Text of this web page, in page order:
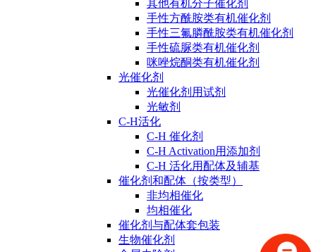
其他有机分子催化剂
手性方酰胺类有机催化剂
手性三氟膦酰胺类有机催化剂
手性硫脲类有机催化剂
咪唑烷酮类有机催化剂
光催化剂
光催化剂用试剂
光敏剂
C-H活化
C-H 催化剂
C-H Activation用添加剂
C-H 活化用配体及辅基
催化剂和配体（按类型）
非均相催化
均相催化
催化剂与配体套包装
生物催化剂